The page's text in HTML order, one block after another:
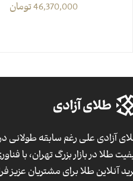
46,370,000تومان
آزادی علی رغم سابقه طولانی
طلا در بازار بزرگ تهران، با
آنلاین طلا برای مشتریان عزیز